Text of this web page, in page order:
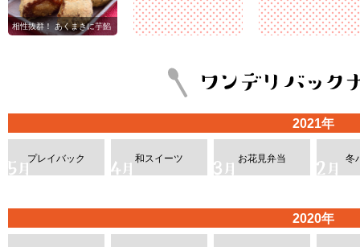
相性抜群！ あくまきに芋餡
2021年
プレイバック 和スイーツ お花見弁当 冬
2020年